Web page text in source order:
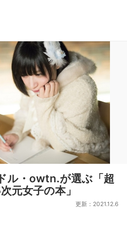
ル・owtn.が選ぶ「超
元女子の本」
更新：2021.12.6